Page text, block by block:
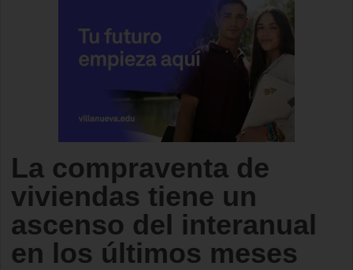
La compraventa de
viviendas tiene un
ascenso del interanual
en los últimos meses